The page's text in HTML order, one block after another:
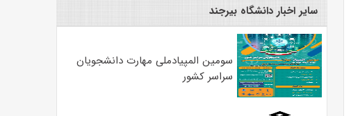
سایر اخبار دانشگاه بیرجند
سومین المپیادملی مهارت دانشجویان
سراسر کشور